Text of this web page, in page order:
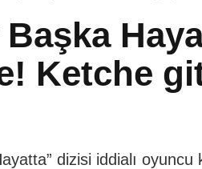
Ketche
dizisi iddialı